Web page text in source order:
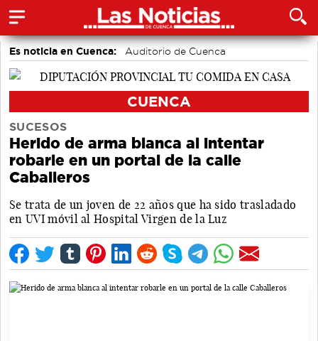
Es noticia en Cuenca: Auditorio de Cuenca
CUENCA
SUCESOS
Herido de arma blanca al intentar
robarle en un portal de la calle
Caballeros
Se trata de un joven de 22 años que ha sido trasladado
en UVI móvil al Hospital Virgen de la Luz